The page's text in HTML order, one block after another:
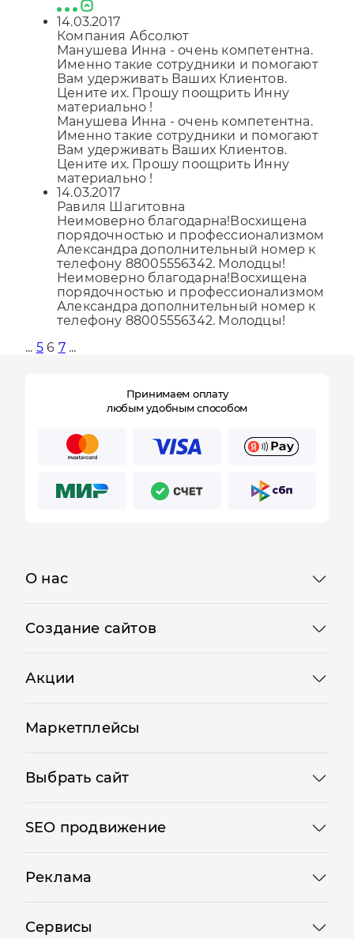
14.03.2017
Компания Абсолют
Манушева Инна - очень компетентна.
Именно такие сотрудники и помогают
Вам удерживать Ваших Клиентов.
Цените их. Прошу поощрить Инну
материально !
Манушева Инна - очень компетентна.
Именно такие сотрудники и помогают
Вам удерживать Ваших Клиентов.
Цените их. Прошу поощрить Инну
материально !
14.03.2017
Равиля Шагитовна
Неимоверно благодарна!Восхищена
порядочностью и профессионализмом
Александра дополнительный номер к
телефону 88005556342. Молодцы!
Неимоверно благодарна!Восхищена
порядочностью и профессионализмом
Александра дополнительный номер к
телефону 88005556342. Молодцы!
... 5 6 7 ...
Принимаем оплату
любым удобным способом
О нас
Создание сайтов
Акции
Маркетплейсы
Выбрать сайт
SEO продвижение
Реклама
Сервисы